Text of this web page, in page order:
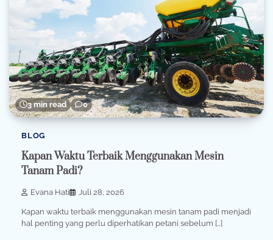
3 min read 0
BLOG
Kapan Waktu Terbaik Menggunakan Mesin
Tanam Padi?
Evana Hati Juli 28, 2026
Kapan waktu terbaik menggunakan mesin tanam padi menjadi
hal penting yang perlu diperhatikan petani sebelum […]